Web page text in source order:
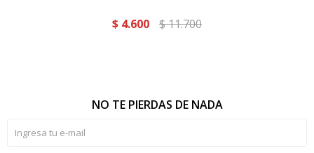
$ 4.600 $11.700
NO TE PIERDAS DE NADA